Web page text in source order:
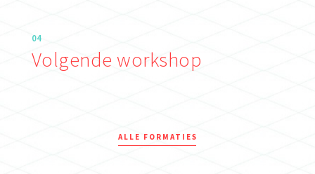
04
Volgende workshop
ALLE FORMATIES